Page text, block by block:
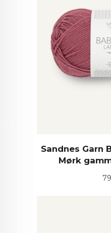
Sandnes Garn
Mørk